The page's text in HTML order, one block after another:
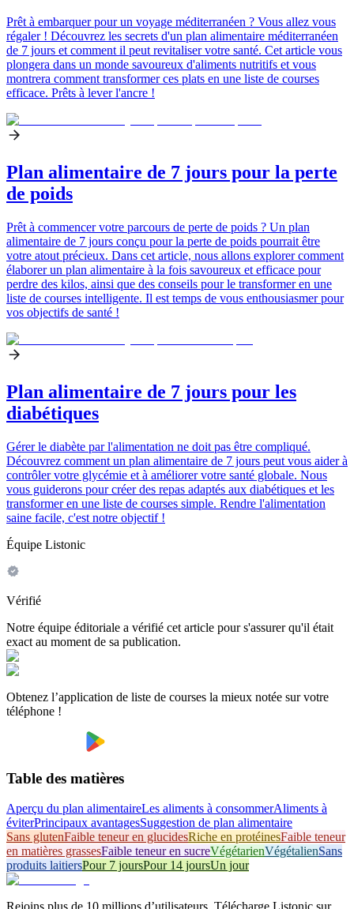
Prêt à embarquer pour un voyage méditerranéen ? Vous allez vous
régaler ! Découvrez les secrets d'un plan alimentaire méditerranéen
de 7 jours et comment il peut revitaliser votre santé. Cet article vous
plongera dans un monde savoureux d'aliments nutritifs et vous
montrera comment transformer ces plats en une liste de courses
efficace. Prêts à lever l'ancre !
Plan alimentaire de 7 jours pour la perte
de poids
Prêt à commencer votre parcours de perte de poids ? Un plan
alimentaire de 7 jours conçu pour la perte de poids pourrait être
votre atout précieux. Dans cet article, nous allons explorer comment
élaborer un plan alimentaire à la fois savoureux et efficace pour
perdre des kilos, ainsi que des conseils pour le transformer en une
liste de courses intelligente. Il est temps de vous enthousiasmer pour
vos objectifs de santé !
Plan alimentaire de 7 jours pour les
diabétiques
Gérer le diabète par l'alimentation ne doit pas être compliqué.
Découvrez comment un plan alimentaire de 7 jours peut vous aider à
contrôler votre glycémie et à améliorer votre santé globale. Nous
vous guiderons pour créer des repas adaptés aux diabétiques et les
transformer en une liste de courses simple. Rendre l'alimentation
saine facile, c'est notre objectif !
Équipe Listonic
Vérifié
Notre équipe éditoriale a vérifié cet article pour s'assurer qu'il était
exact au moment de sa publication.
Obtenez l’application de liste de courses la mieux notée sur votre
téléphone !
Table des matières
Aperçu du plan alimentaireLes aliments à consommerAliments à
éviterPrincipaux avantagesSuggestion de plan alimentaire
Sans glutenFaible teneur en glucidesRiche en protéinesFaible teneur
en matières grassesFaible teneur en sucreVégétarienVégétalienSans
produits laitiersPour 7 joursPour 14 joursUn jour